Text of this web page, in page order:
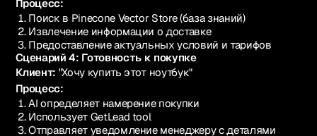
Процесс:
Поиск в Pinecone Vector Store (база знаний)
Извлечение информации о доставке
Предоставление актуальных условий и тарифов
Сценарий 4: Готовность к покупке
Клиент: "Хочу купить этот ноутбук"
Процесс:
AI определяет намерение покупки
Использует GetLead tool
Отправляет уведомление менеджеру с деталями